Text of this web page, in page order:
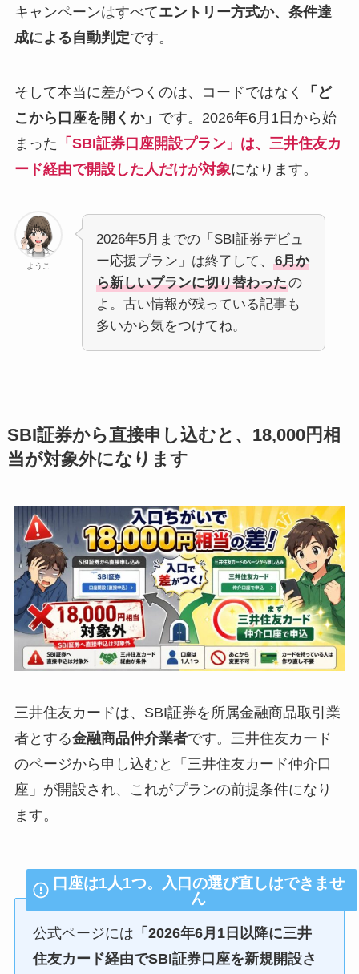
キャンペーンはすべてエントリー方式か、条件達
成による自動判定です。
そして本当に差がつくのは、コードではなく
「ど
こから口座を開くか」 です。2026年6月1日から始
まった 「SBI証券口座開設プラン」は、三井住友カ
ード経由で開設した人だけが対象になります。
ようこ
2026年5月までの「SBI証券デビュ
ー応援プラン」は終了して、
6月か
ら新しいプランに切り替わったの
よ。古い情報が残っている記事も
多いから気をつけてね。
SBI証券から直接申し込むと、18,000円相
当が対象外になります
三井住友カードは、SBI証券を所属金融商品取引業
者とする金融商品仲介業者です。三井住友カード
のページから申し込むと「三井住友カード仲介口
座」が開設され、これがプランの前提条件になり
ます。
口座は1人1つ。入口の選び直しはできませ
ん
公式ページには 「2026年6月1日以降に三井
住友カード経由でSBI証券口座を新規開設さ